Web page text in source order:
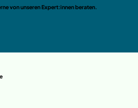
von unseren Expert:innen beraten.